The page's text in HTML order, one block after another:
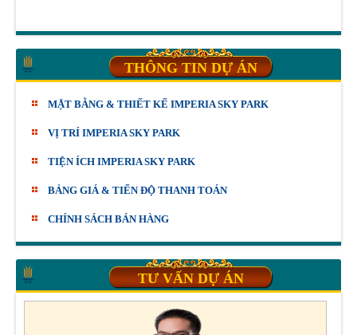
THÔNG TIN DỰ ÁN
MẶT BẰNG & THIẾT KẾ IMPERIA SKY PARK
VỊ TRÍ IMPERIA SKY PARK
TIỆN ÍCH IMPERIA SKY PARK
BẢNG GIÁ & TIẾN ĐỘ THANH TOÁN
CHÍNH SÁCH BÁN HÀNG
TƯ VẤN DỰ ÁN